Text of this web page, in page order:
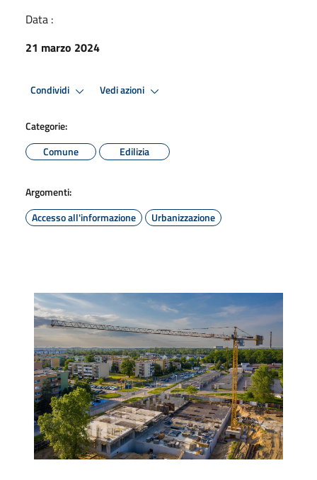
Data :
21 marzo 2024
Condividi Vedi azioni
Categorie:
Comune
Edilizia
Argomenti:
Accesso all'informazione
Urbanizzazione